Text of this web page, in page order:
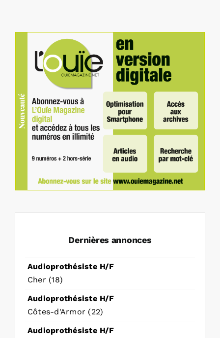
Dernières annonces
Audioprothésiste H/F
Cher (18)
Audioprothésiste H/F
Côtes-d'Armor (22)
Audioprothésiste H/F